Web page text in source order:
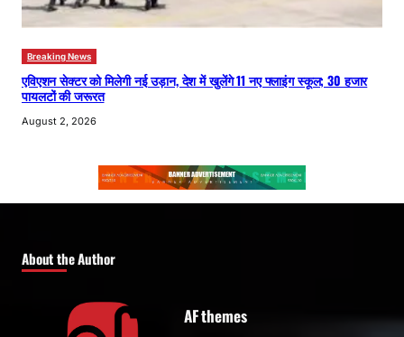
Breaking News
एविएशन सेक्टर को मिलेगी नई उड़ान, देश में खुलेंगे 11 नए फ्लाइंग स्कूल; 30 हजार
पायलटों की जरूरत
August 2, 2026
About the Author
AF themes